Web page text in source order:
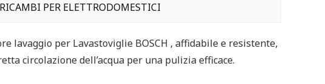
PER ELETTRODOMESTICI
lavaggio per Lavastoviglie BOSCH , affidabile e resistente,
circolazione dell’acqua per una pulizia efficace.